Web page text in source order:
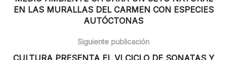
EN LAS MURALLAS DEL CARMEN CON ESPECIES
AUTÓCTONAS
Siguiente publicación